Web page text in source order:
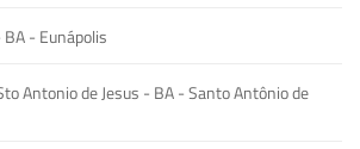
- Eunápolis
Antonio de Jesus - BA - Santo Antônio de